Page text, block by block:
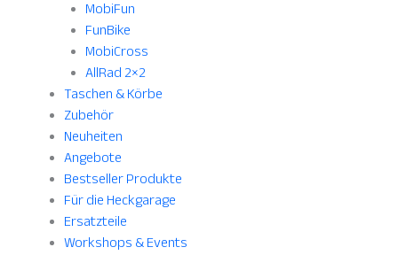
MobiFun
FunBike
MobiCross
AllRad 2×2
Taschen & Körbe
Zubehör
Neuheiten
Angebote
Bestseller Produkte
Für die Heckgarage
Ersatzteile
Workshops & Events